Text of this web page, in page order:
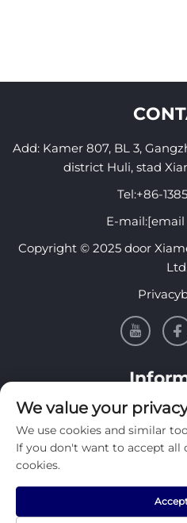
Add: Kamer 807, BL 3,
district Huli, stad
Tel:+86-
E-mail:[email
Copyright © 2025 door
Meld je aan om onze
We value your
We use cookies and similar
If you don't want to accept all
cookies.